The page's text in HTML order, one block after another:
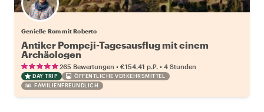
Genieße Rom mit Roberto
Antiker Pompeji-Tagesausflug mit einem
Archäologen
265 Bewertungen • €154.41 p.P. • 4 Stunden
DAY TRIP
ÖFFENTLICHE VERKEHRSMITTEL
FAMILIENFREUNDLICH